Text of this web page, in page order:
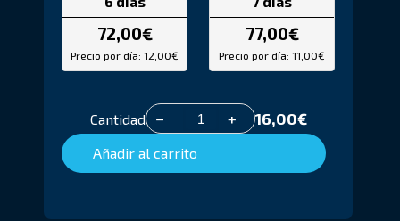
72,00€
Precio por día: 12,00€
77,00€
Precio por día: 11,00€
Cantidad − + 16,00€
Añadir al carrito